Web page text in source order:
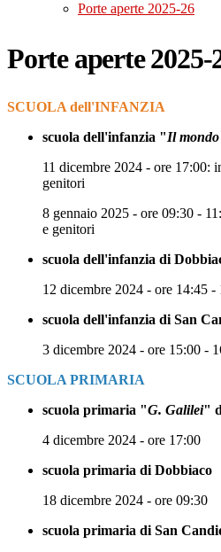
Porte aperte 2025-26
Porte aperte 2025-
SCUOLA dell'INFANZIA
scuola dell'infanzia "Il
11 dicembre 2024 - ore 17:00:
genitori
8 gennaio 2025 - ore 09:30 -
e genitori
scuola dell'infanzia di
12 dicembre 2024 - ore 14:45 -
scuola dell'infanzia di San
3 dicembre 2024 - ore 15:00 -
SCUOLA PRIMARIA
scuola primaria "G. Galilei"
4 dicembre 2024 - ore 17:00
scuola primaria di Dobbiaco
18 dicembre 2024 - ore 09:30
scuola primaria di San